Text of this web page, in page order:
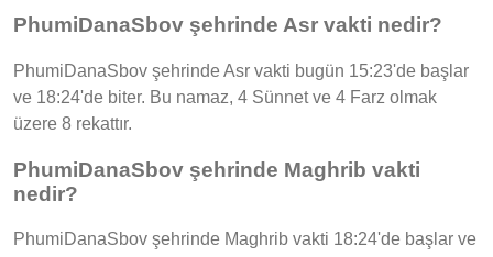
PhumiDanaSbov şehrinde Asr vakti nedir?
PhumiDanaSbov şehrinde Asr vakti bugün 15:23'de başlar
ve 18:24'de biter. Bu namaz, 4 Sünnet ve 4 Farz olmak
üzere 8 rekattır.
PhumiDanaSbov şehrinde Maghrib vakti
nedir?
PhumiDanaSbov şehrinde Maghrib vakti 18:24'de başlar ve